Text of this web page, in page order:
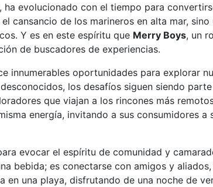
evolucionado con el tiempo para
cansancio de los marineros en alta mar, sino
Y es en este espíritu que Merry Boys, un
de buscadores de experiencias.
innumerables oportunidades para explorar
los desafíos siguen siendo
que viajan a los rincones más
energía, invitando a sus consumidores a
evocar el espíritu de comunidad y
bebida; es conectarse con amigos y
en una playa, disfrutando de una noche de